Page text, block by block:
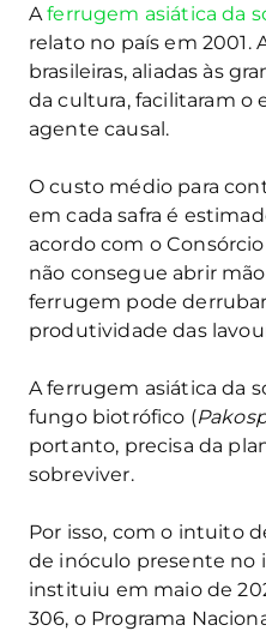
Aferrugem asiática da
relato no país em 2001.
brasileiras, aliadas às
da cultura, facilitaram o
agente causal.
O custo médio para
em cada safra é
acordo com o
não consegue abrir
ferrugem pode
produtividade das
A ferrugem asiática da
fungo biotrófico (
portanto, precisa da
sobreviver.
Por isso, com o intuito
de inóculo presente no
instituiu em maio de
306, o Programa